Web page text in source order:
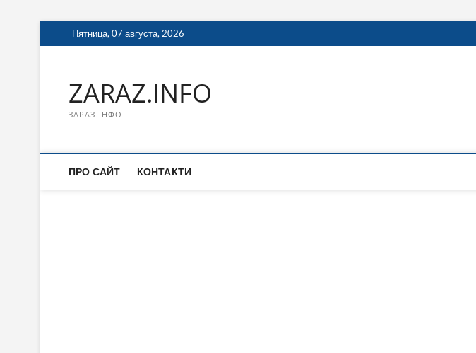
Перейти
к
Пятница, 07 августа, 2026
ZARAZ.INFO
ЗАРАЗ.ІНФО
ПРО САЙТ КОНТАКТИ